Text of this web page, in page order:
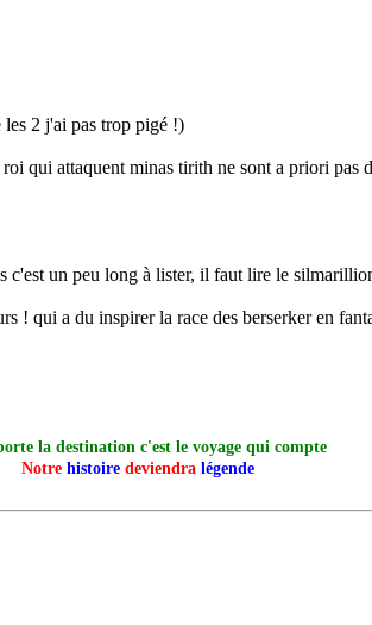
2 j'ai pas trop pigé !)
qui attaquent minas tirith ne sont a priori pas
un peu long à lister, il faut lire le
! qui a du inspirer la race des berserker en
la destination c'est le voyage qui compte
Notre histoire deviendra légende